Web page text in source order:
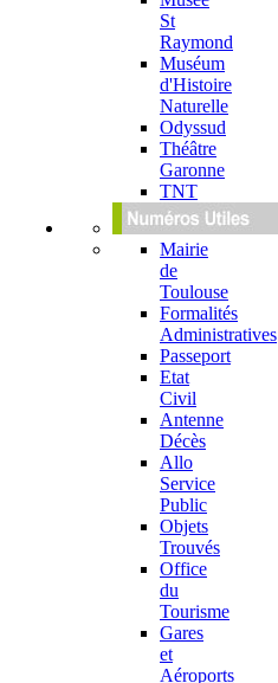
St
Raymond
Muséum
d'Histoire
Naturelle
Odyssud
Théâtre
Garonne
TNT
Mairie
de
Toulouse
Formalités
Administratives
Passeport
Etat
Civil
Antenne
Décès
Allo
Service
Public
Objets
Trouvés
Office
du
Tourisme
Gares
et
Aéroports